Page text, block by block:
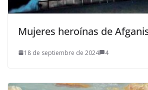
Mujeres heroínas de
18 de septiembre de 2024 4